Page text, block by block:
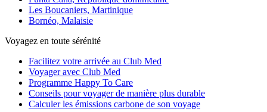
Les Boucaniers, Martinique
Bornéo, Malaisie
Voyagez en toute sérénité
Facilitez votre arrivée au Club Med
Voyager avec Club Med
Programme Happy To Care
Conseils pour voyager de manière plus durable
Calculer les émissions carbone de son voyage